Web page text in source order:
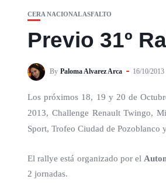
CERA NACIONAL ASFALTO
Previo 31º
By Paloma Alvarez Arca 16/10/2013
Los próximos 18, 19 y 20 de
2013, Challenge Renault Twingo,
Sport, Trofeo Ciudad de Pozoblanco
El rallye está organizado por el
2 jornadas.